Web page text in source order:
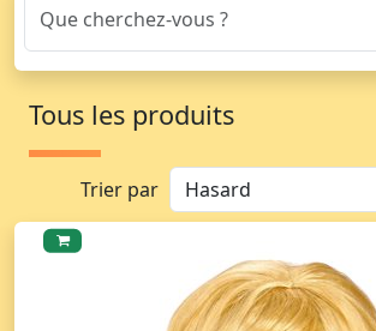
Tous les produits
Trier par